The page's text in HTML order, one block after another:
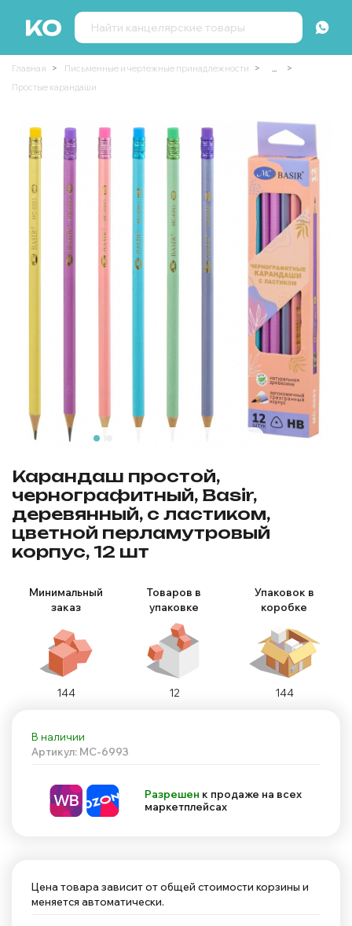
Главная Письменные и чертежные принадлежности
...
Простые карандаши
В наличии
Артикул: MC-6993
Разрешен к продаже на всех
маркетплейсах
Цена товара зависит от общей стоимости корзины и
меняется автоматически.
Карандаш простой,
чернографитный, Basir,
деревянный, с ластиком,
цветной перламутровый
корпус, 12 шт
Минимальный
заказ
Товаров в
упаковке
Упаковок в
коробке
144 12 144